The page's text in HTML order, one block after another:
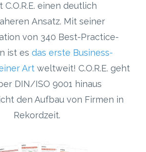
C.O.R.E. einen deutlich
Ansatz. Mit seiner
von 340 Best-Practice-
ist es das erste Business-
Artweltweit! C.O.R.E. geht
DIN/ISO 9001 hinaus
den Aufbau von Firmen in
Rekordzeit.